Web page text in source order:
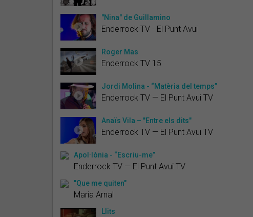
"Nina" de Guillamino
Enderrock TV - El Punt Avui
Roger Mas
Enderrock TV 15
Jordi Molina - “Matèria del temps”
Enderrock TV — El Punt Avui TV
Anaïs Vila – "Entre els dits"
Enderrock TV — El Punt Avui TV
Apol·lònia - “Escriu-me”
Enderrock TV — El Punt Avui TV
"Que me quiten"
Maria Arnal
Llits